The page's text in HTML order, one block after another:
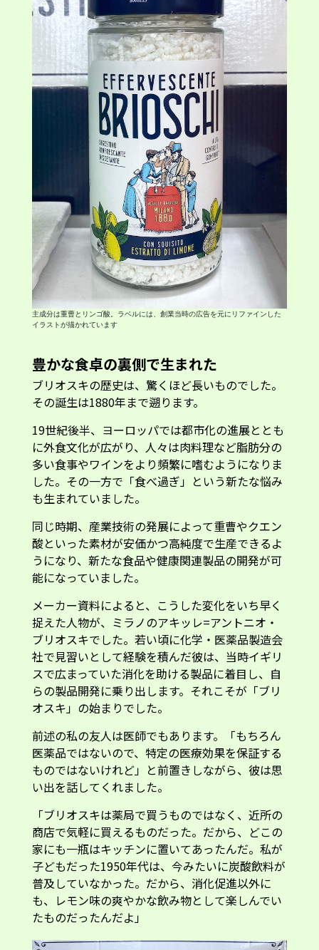
主成分は重曹とリンゴ酸。ラベルには、創業当時の広告を元にリファインした
イラストが描かれています
豊かな食卓の裏側で生まれた
ブリオスキの歴史は、驚くほど長いものでした。
その誕生は1880年まで遡ります。
19世紀後半、ヨーロッパでは都市化の進展ととも
に外食文化が広がり、人々は肉料理など脂肪分の
多い食事やワインをより頻繁に嗜むようになりま
した。その一方で「食べ過ぎ」という新たな悩み
も生まれていました。
同じ時期、産業技術の発展によって重曹やクエン
酸といった素材が安価かつ高純度で生産できるよ
うになり、新たな食品や健康関連製品の開発が可
能になっていました。
メーカー資料によると、こうした変化をいち早く
捉えた人物が、ミラノのアキッレ=アントニオ・
ブリオスキでした。若い頃に化学・医薬品製造会
社で見習いとして経験を積んだ彼は、当時イギリ
スで広まっていた消化を助ける製品に着目し、自
らの製品開発に乗り出します。それこそが「ブリ
オスキ」の始まりでした。
前述の私の友人は医師でもあります。「もちろん
医薬品ではないので、特定の医療効果を保証する
ものではないけれど」と前置きしながら、彼は思
い出を話してくれました。
「ブリオスキは薬局で買うものではなく、近所の
商店で気軽に買えるものだった。だから、どこの
家にも一瓶はキッチンに置いてあったんだ。私が
子どもだった1950年代は、今みたいに炭酸飲料が
普及していなかった。だから、消化促進以外に
も、レモン味の爽やかな飲み物として楽しんでい
たものだったんだよ」